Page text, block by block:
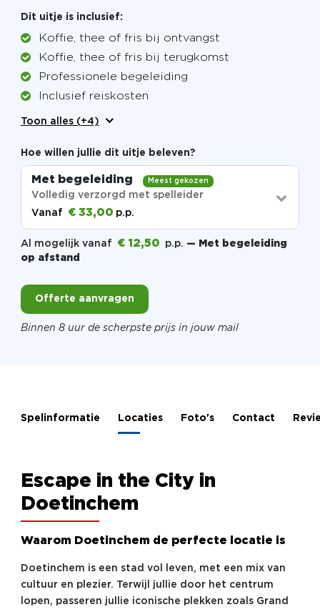
Dit uitje is inclusief:
Koffie, thee of fris bij ontvangst
Koffie, thee of fris bij terugkomst
Professionele begeleiding
Inclusief reiskosten
Toon alles (+4)
Hoe willen jullie dit uitje beleven?
Met begeleiding Meest gekozen
Volledig verzorgd met spelleider
Vanaf € 33,00 p.p.
Al mogelijk vanaf € 12,50 p.p. — Met begeleiding
op afstand
Offerte aanvragen
Binnen 8 uur de scherpste prijs in jouw mail
Spelinformatie Locaties Foto's Contact
Escape in the City in
Doetinchem
Waarom Doetinchem de perfecte locatie is
Doetinchem is een stad vol leven, met een mix van
cultuur en plezier. Terwijl jullie door het centrum
lopen, passeren jullie iconische plekken zoals Grand